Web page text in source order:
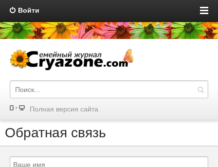
Войти
Полная версия сайта
Обратная связь